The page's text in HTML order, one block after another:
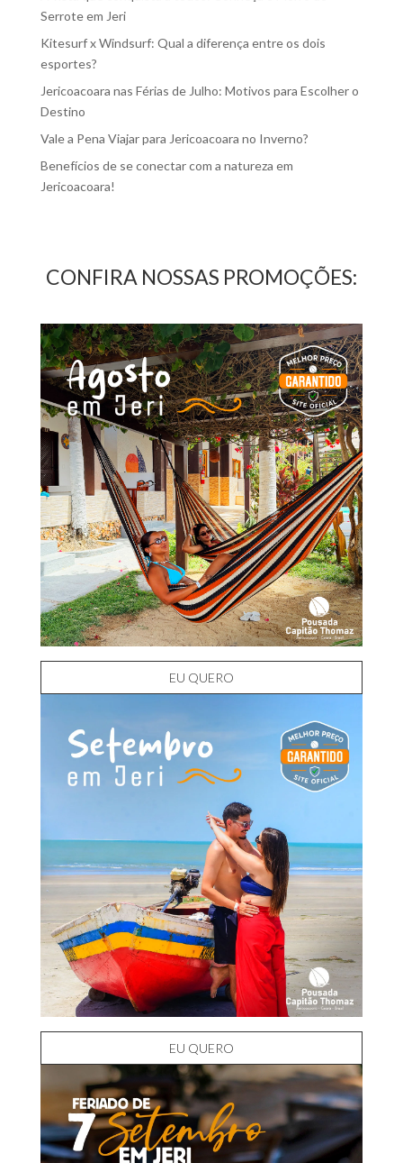
Serrote em Jeri
Kitesurf x Windsurf: Qual a diferença entre os dois
esportes?
Jericoacoara nas Férias de Julho: Motivos para Escolher o
Destino
Vale a Pena Viajar para Jericoacoara no Inverno?
Benefícios de se conectar com a natureza em
Jericoacoara!
CONFIRA NOSSAS PROMOÇÕES:
EU QUERO
EU QUERO